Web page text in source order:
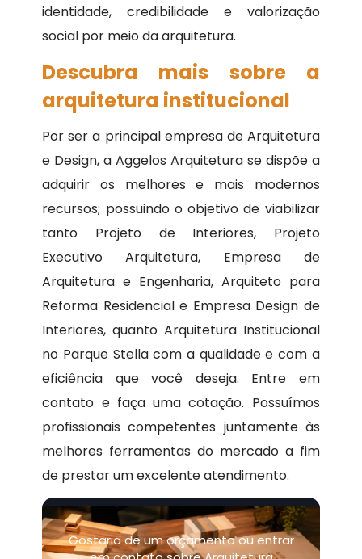
identidade, credibilidade e valorização
social por meio da arquitetura.
Descubra mais sobre a
arquitetura institucional
Por ser a principal empresa de Arquitetura
e Design, a Aggelos Arquitetura se dispõe a
adquirir os melhores e mais modernos
recursos; possuindo o objetivo de viabilizar
tanto Projeto de Interiores, Projeto
Executivo Arquitetura, Empresa de
Arquitetura e Engenharia, Arquiteto para
Reforma Residencial e Empresa Design de
Interiores, quanto Arquitetura Institucional
no Parque Stella com a qualidade e com a
eficiência que você deseja. Entre em
contato e faça uma cotação. Possuímos
profissionais competentes juntamente às
melhores ferramentas do mercado a fim
de prestar um excelente atendimento.
Gostaria de um orçamento ou entrar